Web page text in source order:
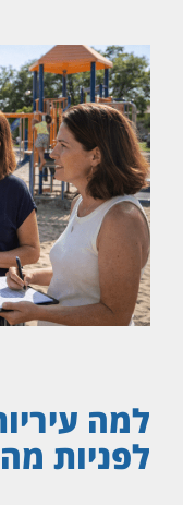
למה
לפניות